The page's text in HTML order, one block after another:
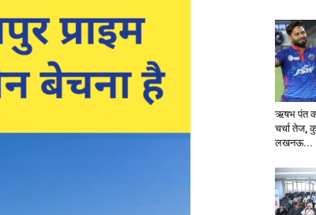
ऋषभ पंत
चर्चा तेज,
लखनऊ...